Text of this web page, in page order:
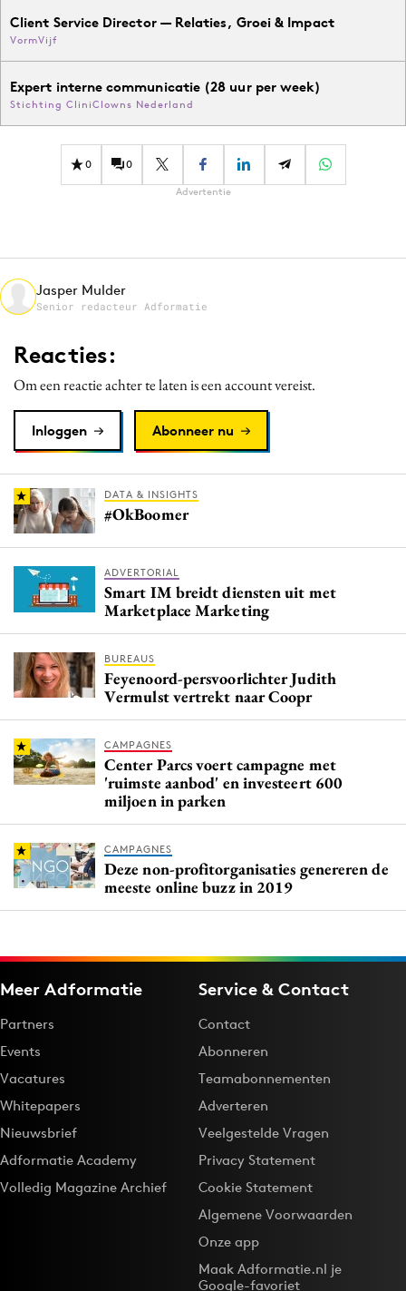
Client Service Director — Relaties, Groei & Impact
VormVijf
Expert interne communicatie (28 uur per week)
Stichting CliniClowns Nederland
0 0
Advertentie
Jasper Mulder
Senior redacteur Adformatie
Reacties:
Om een reactie achter te laten is een account vereist.
Inloggen Abonneer nu
DATA & INSIGHTS
#OkBoomer
ADVERTORIAL
Smart IM breidt diensten uit met
Marketplace Marketing
BUREAUS
Feyenoord-persvoorlichter Judith
Vermulst vertrekt naar Coopr ​​​​​​​
CAMPAGNES
Center Parcs voert campagne met
'ruimste aanbod' en investeert 600
miljoen in parken
CAMPAGNES
Deze non-profitorganisaties genereren de
meeste online buzz in 2019
Meer Adformatie
Partners
Events
Vacatures
Whitepapers
Nieuwsbrief
Adformatie Academy
Volledig Magazine Archief
Service & Contact
Contact
Abonneren
Teamabonnementen
Adverteren
Veelgestelde Vragen
Privacy Statement
Cookie Statement
Algemene Voorwaarden
Onze app
Maak Adformatie.nl je
Google-favoriet